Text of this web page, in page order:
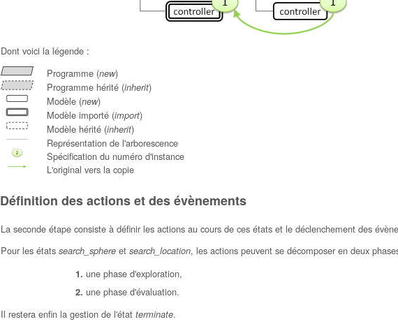
Dont voici la légende :
Programme (new)
Programme hérité (inherit)
Modèle (new)
Modèle importé (import)
Modèle hérité (inherit)
Représentation de l'arborescence
Spécification du numéro d'instance
L'original vers la copie
Définition des actions et des évènements
La seconde étape consiste à définir les actions au cours de ces états et le déclenchement des
Pour les états search_sphere et search_location, les actions peuvent se décomposer en deux
une phase d'exploration,
une phase d'évaluation.
Il restera enfin la gestion de l'état terminate.